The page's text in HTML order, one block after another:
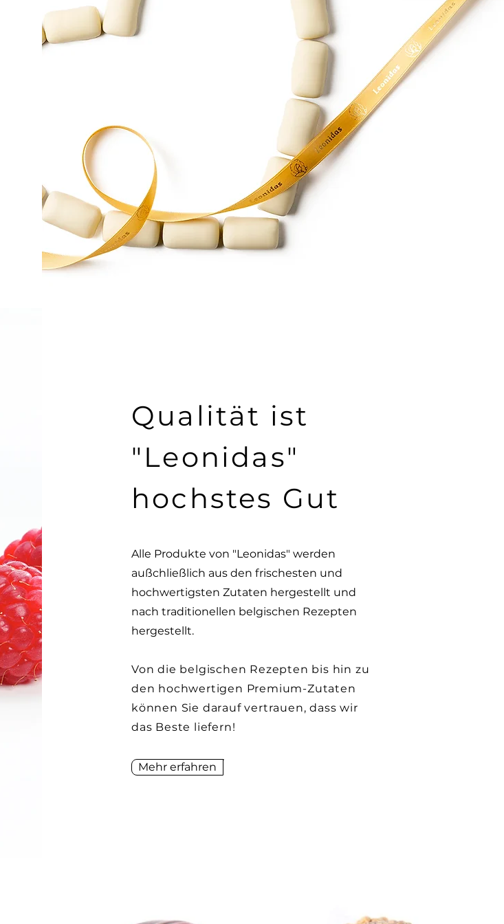
Qualität ist
"Leonidas"
hochstes Gut
Alle Produkte von "Leonidas" werden
außchließlich aus den frischesten und
hochwertigsten Zutaten hergestellt und
nach traditionellen belgischen Rezepten
hergestellt.
Von die belgischen Rezepten bis hin zu
den hochwertigen Premium-Zutaten
können Sie darauf vertrauen, dass wir
das Beste liefern!
Mehr erfahren